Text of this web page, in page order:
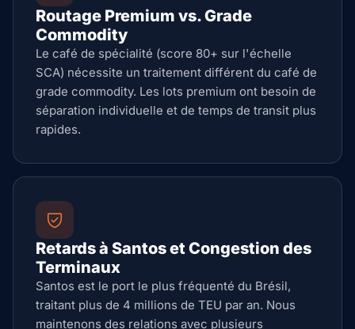
Routage Premium vs. Grade
Commodity
Le café de spécialité (score 80+ sur l'échelle
SCA) nécessite un traitement différent du café de
grade commodity. Les lots premium ont besoin de
séparation individuelle et de temps de transit plus
rapides.
Retards à Santos et Congestion des
Terminaux
Santos est le port le plus fréquenté du Brésil,
traitant plus de 4 millions de TEU par an. Nous
maintenons des relations avec plusieurs